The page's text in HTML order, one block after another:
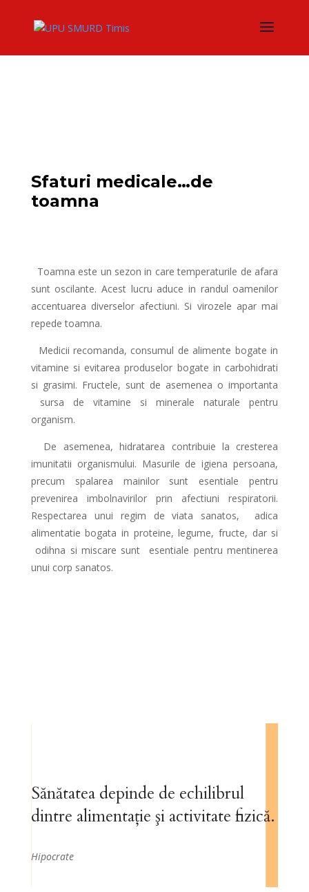
Sfaturi medicale…de
toamna
Toamna este un sezon in care temperaturile de afara
sunt oscilante. Acest lucru aduce in randul oamenilor
accentuarea diverselor afectiuni. Si virozele apar mai
repede toamna.
Medicii recomanda, consumul de alimente bogate in
vitamine si evitarea produselor bogate in carbohidrati
si grasimi. Fructele, sunt de asemenea o importanta
sursa de vitamine si minerale naturale pentru
organism.
De asemenea, hidratarea contribuie la cresterea
imunitatii organismului. Masurile de igiena persoana,
precum spalarea mainilor sunt esentiale pentru
prevenirea imbolnavirilor prin afectiuni respiratorii.
Respectarea unui regim de viata sanatos, adica
alimentatie bogata in proteine, legume, fructe, dar si
odihna si miscare sunt esentiale pentru mentinerea
unui corp sanatos.
Sănătatea depinde de echilibrul
dintre alimentaţie şi activitate fizică.
Hipocrate